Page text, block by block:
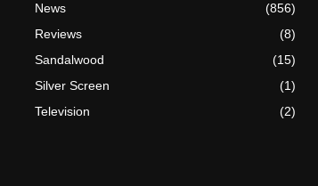
News
(856)
Reviews
(8)
Sandalwood
(15)
Silver Screen
(1)
Television
(2)